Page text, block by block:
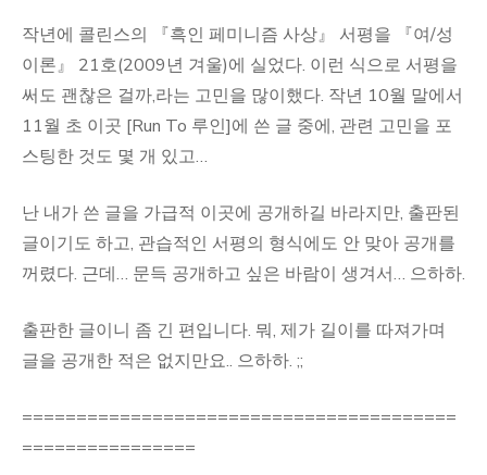
작년에 콜린스의 『흑인 페미니즘 사상』 서평을 『여/성
이론』 21호(2009년 겨울)에 실었다. 이런 식으로 서평을
써도 괜찮은 걸까,라는 고민을 많이했다. 작년 10월 말에서
11월 초 이곳 [Run To 루인]에 쓴 글 중에, 관련 고민을 포
스팅한 것도 몇 개 있고…
난 내가 쓴 글을 가급적 이곳에 공개하길 바라지만, 출판된
글이기도 하고, 관습적인 서평의 형식에도 안 맞아 공개를
꺼렸다. 근데… 문득 공개하고 싶은 바람이 생겨서… 으하하.
출판한 글이니 좀 긴 편입니다. 뭐, 제가 길이를 따져가며
글을 공개한 적은 없지만요.. 으하하. ;;
========================================
================